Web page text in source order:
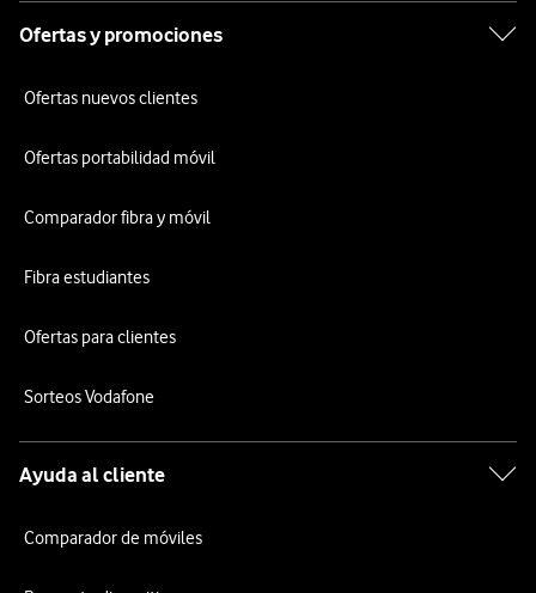
Ofertas y promociones
Ofertas nuevos clientes
Ofertas portabilidad móvil
Comparador fibra y móvil
Fibra estudiantes
Ofertas para clientes
Sorteos Vodafone
Ayuda al cliente
Comparador de móviles